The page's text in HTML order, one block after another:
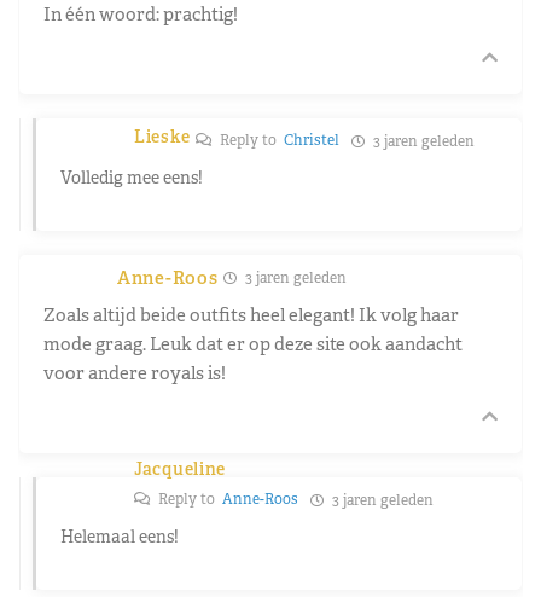
In één woord: prachtig!
Lieske Reply toChristel 3 jaren geleden
Volledig mee eens!
Anne-Roos 3 jaren geleden
Zoals altijd beide outfits heel elegant! Ik volg haar
mode graag. Leuk dat er op deze site ook aandacht
voor andere royals is!
Jacqueline
Reply to Anne-Roos 3 jaren geleden
Helemaal eens!